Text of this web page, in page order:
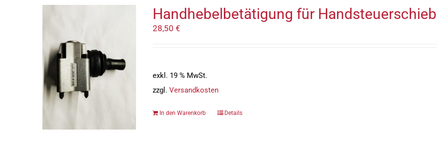
Handhebelbetätigung für
28,50 €
exkl. 19 % MwSt.
zzgl. Versandkosten
In den Warenkorb Details